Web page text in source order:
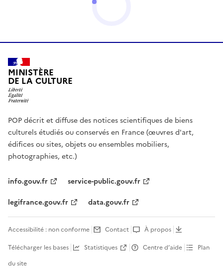
MINISTÈRE
DE LA CULTURE
POP décrit et diffuse des notices scientifiques de biens
culturels étudiés ou conservés en France (œuvres d'art,
édifices ou sites, objets ou ensembles mobiliers,
photographies, etc.)
info.gouv.fr
service-public.gouv.fr
legifrance.gouv.fr
data.gouv.fr
Accessibilité : non conforme Contact
À propos
Télécharger les bases
Statistiques Centre d’aide
Plan
du site